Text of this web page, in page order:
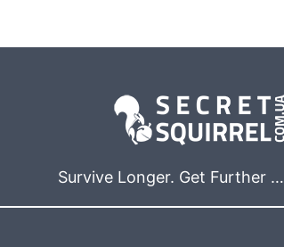
Survive Longer. Get Further …